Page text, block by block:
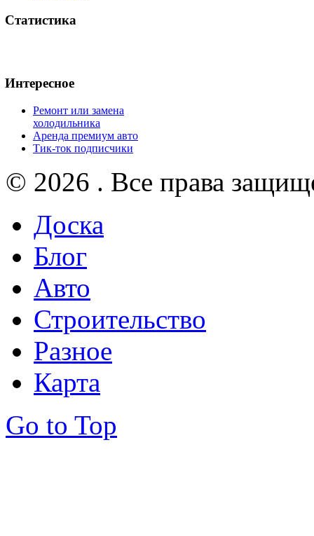
Статистика
Интересное
Ремонт или замена
холодильника
Аренда премиум авто
Тик-ток подписчики
© 2026 . Все права
Доска
Блог
Авто
Строительство
Разное
Карта
Go to Top